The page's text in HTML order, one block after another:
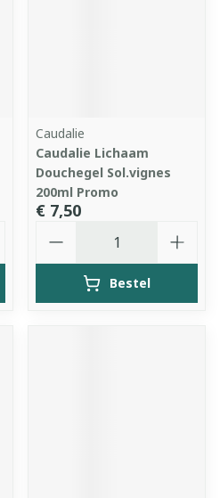
Caudalie
Caudalie Lichaam
Douchegel Sol.vignes
200ml Promo
€ 7,50
Bestel